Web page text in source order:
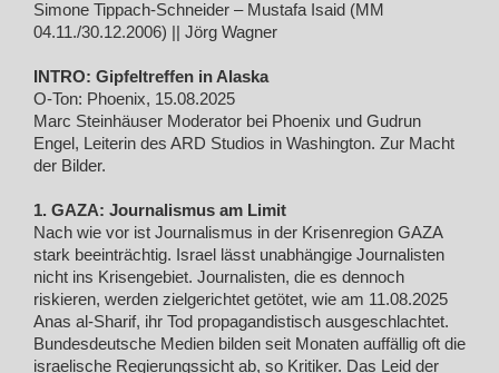
Simone Tippach-Schneider – Mustafa Isaid (MM
04.11./30.12.2006) || Jörg Wagner
INTRO: Gipfeltreffen in Alaska
O-Ton: Phoenix, 15.08.2025
Marc Steinhäuser Moderator bei Phoenix und Gudrun
Engel, Leiterin des ARD Studios in Washington. Zur Macht
der Bilder.
1. GAZA: Journalismus am Limit
Nach wie vor ist Journalismus in der Krisenregion GAZA
stark beeinträchtig. Israel lässt unabhängige Journalisten
nicht ins Krisengebiet. Journalisten, die es dennoch
riskieren, werden zielgerichtet getötet, wie am 11.08.2025
Anas al-Sharif, ihr Tod propagandistisch ausgeschlachtet.
Bundesdeutsche Medien bilden seit Monaten auffällig oft die
israelische Regierungssicht ab, so Kritiker. Das Leid der